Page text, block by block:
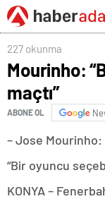
227 okunma
Mourinho:
maçtı”
ABONE OL
– Jose Mourinho:
“Bir oyuncu
KONYA –